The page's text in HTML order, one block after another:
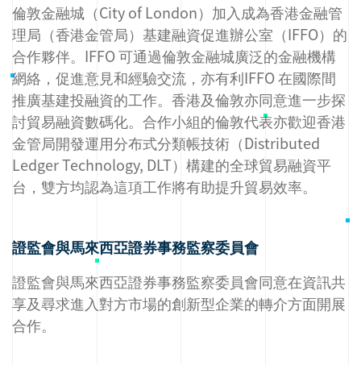
倫敦金融城（City of London）加入成為香港金融管
理局（香港金管局）基建融資促進辦公室（IFFO）的
合作夥伴。IFFO 可通過倫敦金融城廣泛的金融機構
網絡，促進意見和經驗交流，亦有利IFFO 在國際間
推廣基建投融資的工作。香港及倫敦亦同意進一步探
討貿易融資數碼化。合作小組的倫敦代表亦歡迎香港
金管局開發運用分布式分類帳技術（Distributed
Ledger Technology, DLT）構建的全球貿易融資平
台，雙方均認為這項工作將有助提升貿易效率。
證監會與馬來西亞證券事務監察委員會
證監會與馬來西亞證券事務監察委員會同意在資訊共
享及尋求進入對方市場的創新型企業的轉介方面開展
合作。